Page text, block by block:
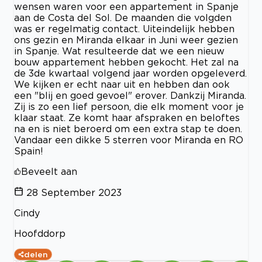
wensen waren voor een appartement in Spanje
aan de Costa del Sol. De maanden die volgden
was er regelmatig contact. Uiteindelijk hebben
ons gezin en Miranda elkaar in Juni weer gezien
in Spanje. Wat resulteerde dat we een nieuw
bouw appartement hebben gekocht. Het zal na
de 3de kwartaal volgend jaar worden opgeleverd.
We kijken er echt naar uit en hebben dan ook
een "blij en goed gevoel" erover. Dankzij Miranda.
Zij is zo een lief persoon, die elk moment voor je
klaar staat. Ze komt haar afspraken en beloftes
na en is niet beroerd om een extra stap te doen.
Vandaar een dikke 5 sterren voor Miranda en RO
Spain!
Beveelt aan
28 September 2023
Cindy
Hoofddorp
delen